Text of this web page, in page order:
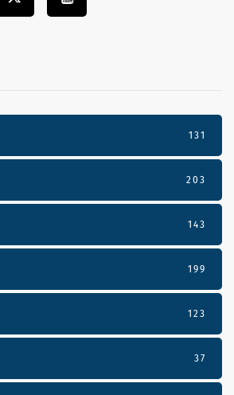
131
203
143
199
123
37